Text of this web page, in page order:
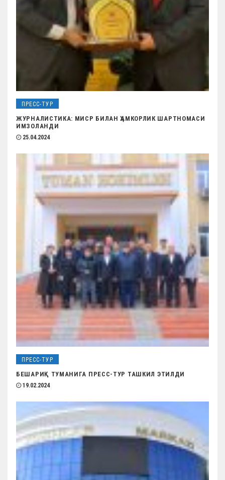
ПРЕСС-ТУР
ЖУРНАЛИСТИКА: МИСР БИЛАН ҲАМКОРЛИК ШАРТНОМАСИ
ИМЗОЛАНДИ
25.04.2024
ПРЕСС-ТУР
БЕШАРИҚ ТУМАНИГА ПРЕСС-ТУР ТАШКИЛ ЭТИЛДИ
19.02.2024